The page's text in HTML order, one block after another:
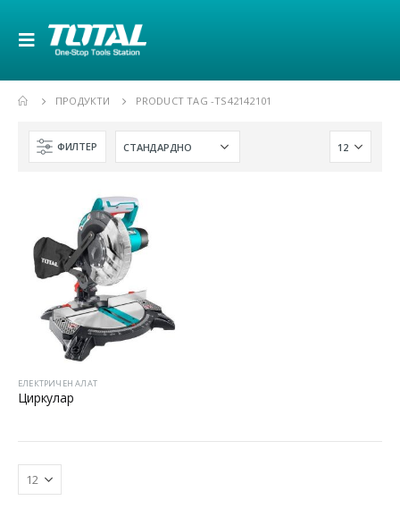
ПРОДУКТИ PRODUCT TAG -TS42142101
ФИЛТЕР
ЕЛЕКТРИЧЕН АЛАТ
Циркулар